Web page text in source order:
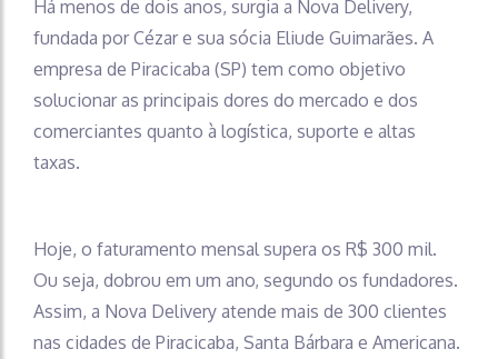
Há menos de dois anos, surgia a Nova Delivery,
fundada por Cézar e sua sócia Eliude Guimarães. A
empresa de Piracicaba (SP) tem como objetivo
solucionar as principais dores do mercado e dos
comerciantes quanto à logística, suporte e altas
taxas.
Hoje, o faturamento mensal supera os R$ 300 mil.
Ou seja, dobrou em um ano, segundo os fundadores.
Assim, a Nova Delivery atende mais de 300 clientes
nas cidades de Piracicaba, Santa Bárbara e Americana.